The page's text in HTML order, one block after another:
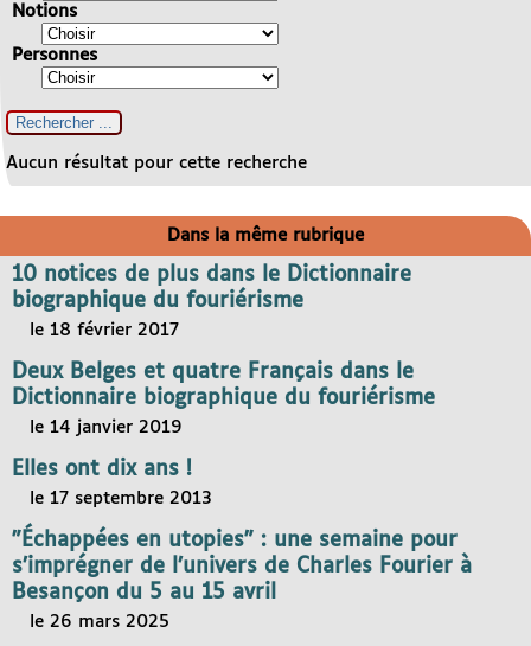
Notions
Personnes
Aucun résultat pour cette recherche
Dans la même rubrique
10 notices de plus dans le Dictionnaire
biographique du fouriérisme
le 18 février 2017
Deux Belges et quatre Français dans le
Dictionnaire biographique du fouriérisme
le 14 janvier 2019
Elles ont dix ans !
le 17 septembre 2013
"Échappées en utopies" : une semaine pour
s’imprégner de l’univers de Charles Fourier à
Besançon du 5 au 15 avril
le 26 mars 2025